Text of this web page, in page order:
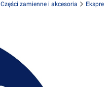
Części zamienne i akcesoria